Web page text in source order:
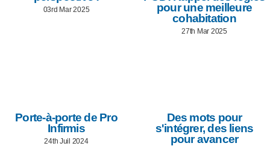
03rd Mar 2025
pour une meilleure
cohabitation
27th Mar 2025
Porte-à-porte de Pro
Infirmis
24th Juil 2024
Des mots pour
s'intégrer, des liens
pour avancer